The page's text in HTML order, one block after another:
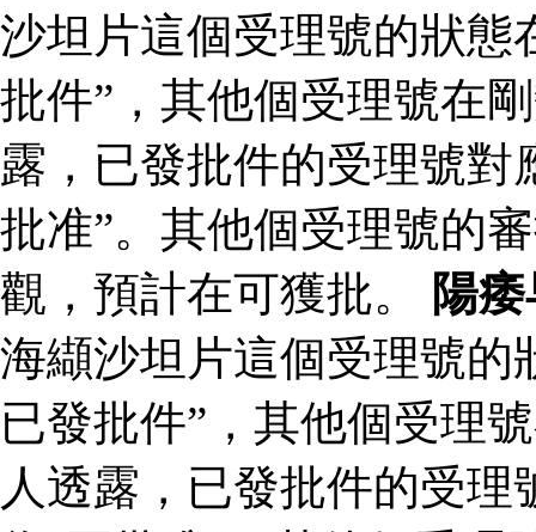
沙坦片這個受理號的狀態
批件”，其他個受理號在
露，已發批件的受理號對
批准”。其他個受理號的
觀，預計在可獲批。
陽
海纈沙坦片這個受理號的
已發批件”，其他個受理
人透露，已發批件的受